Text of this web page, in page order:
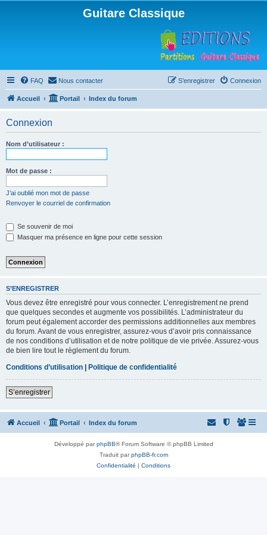
Guitare Classique
FAQ Nous contacter Connexion
S’enregistrer
Accueil Portail Index du forum
Connexion
Nom d’utilisateur :
Mot de passe :
J’ai oublié mon mot de passe
Renvoyer le courriel de confirmation
Se souvenir de moi
Masquer ma présence en ligne pour cette session
S’ENREGISTRER
Vous devez être enregistré pour vous connecter. L’enregistrement ne prend
que quelques secondes et augmente vos possibilités. L’administrateur du
forum peut également accorder des permissions additionnelles aux membres
du forum. Avant de vous enregistrer, assurez-vous d’avoir pris connaissance
de nos conditions d’utilisation et de notre politique de vie privée. Assurez-vous
de bien lire tout le règlement du forum.
Conditions d’utilisation | Politique de confidentialité
S’enregistrer
Accueil Portail Index du forum
Développé parphpBB® Forum Software © phpBB Limited
Traduit parphpBB-fr.com
Confidentialité | Conditions